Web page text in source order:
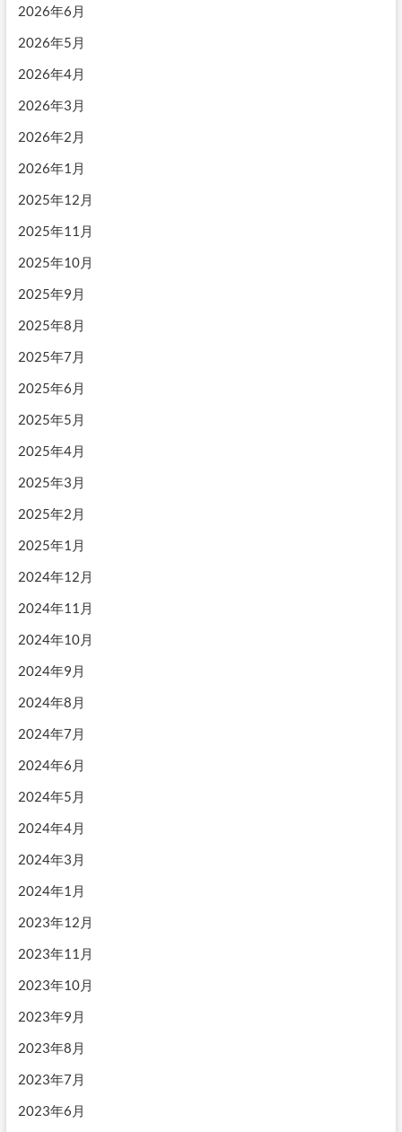
2026年6月
2026年5月
2026年4月
2026年3月
2026年2月
2026年1月
2025年12月
2025年11月
2025年10月
2025年9月
2025年8月
2025年7月
2025年6月
2025年5月
2025年4月
2025年3月
2025年2月
2025年1月
2024年12月
2024年11月
2024年10月
2024年9月
2024年8月
2024年7月
2024年6月
2024年5月
2024年4月
2024年3月
2024年1月
2023年12月
2023年11月
2023年10月
2023年9月
2023年8月
2023年7月
2023年6月